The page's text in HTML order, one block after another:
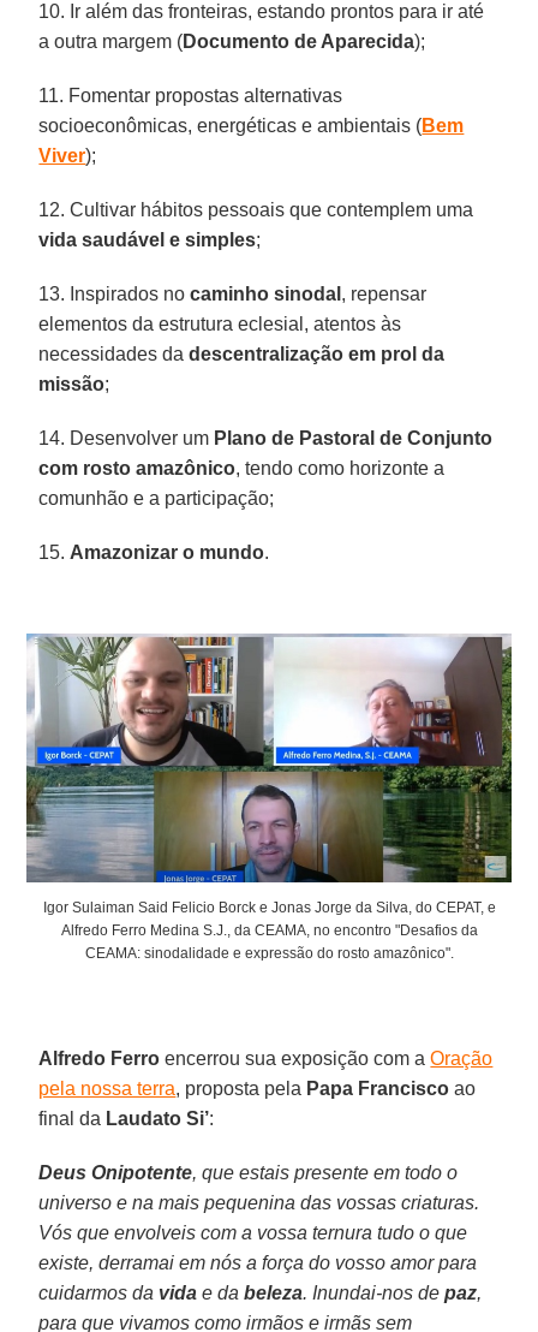
10. Ir além das fronteiras, estando prontos para ir até
a outra margem (Documento de Aparecida);
11. Fomentar propostas alternativas
socioeconômicas, energéticas e ambientais (Bem
Viver);
12. Cultivar hábitos pessoais que contemplem uma
vida saudável e simples;
13. Inspirados nocaminho sinodal , repensar
elementos da estrutura eclesial, atentos às
necessidades dadescentralização em prol da
missão;
14. Desenvolver um Plano de Pastoral de Conjunto
com rosto amazônico, tendo como horizonte a
comunhão e a participação;
15. Amazonizar o mundo.
Igor Sulaiman Said Felicio Borck e Jonas Jorge da Silva, do CEPAT, e
Alfredo Ferro Medina S.J., da CEAMA, no encontro "Desafios da
CEAMA: sinodalidade e expressão do rosto amazônico".
Alfredo Ferro encerrou sua exposição com aOração
pela nossa terra, proposta pela Papa Francisco ao
final da Laudato Si’:
Deus Onipotente, que estais presente em todo o
universo e na mais pequenina das vossas criaturas.
Vós que envolveis com a vossa ternura tudo o que
existe, derramai em nós a força do vosso amor para
cuidarmos da vida e dabeleza. Inundai-nos depaz,
para que vivamos como irmãos e irmãs sem